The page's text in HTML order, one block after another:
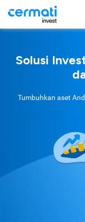
Solusi
Tumbuhkan aset